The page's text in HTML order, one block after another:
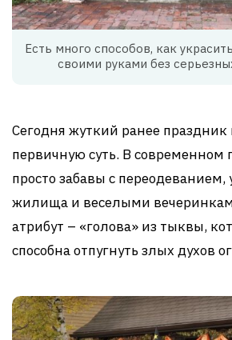
Есть много способов, как
своими руками без
Сегодня жуткий ранее праздник
первичную суть. В современном
просто забавы с
жилища и веселыми
атрибут – «голова» из тыквы,
способна отпугнуть злых духов